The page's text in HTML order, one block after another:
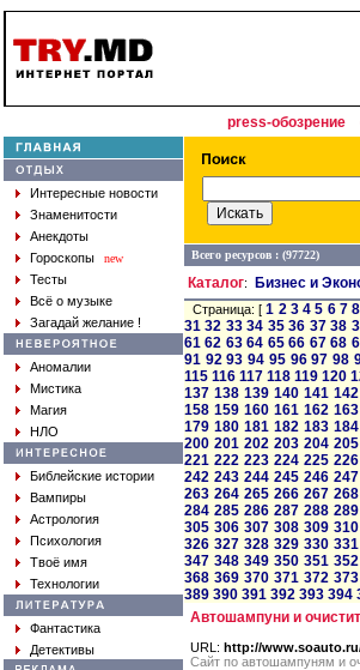
press-обозрение
Интересные новости
Знаменитости
Анекдоты
Гороскопы
new
Тесты
Всё о музыке
Загадай желание !
Аномалии
Мистика
Магия
НЛО
Библейские истории
Вампиры
Астрология
Психология
Твоё имя
Технологии
Фантастика
Детективы
Всего ресурсов : (97722)
Каталог: Бизнес и
Страница: [1 2 3 4 5 6 7 8
31 32 33 34 35 36 37 38
61 62 63 64 65 66 67 68
91 92 93 94 95 96 97 98
115 116 117 118 119 120
137 138 139 140 141 142
158 159 160 161 162 163
179 180 181 182 183 184
200 201 202 203 204 205
221 222 223 224 225 226
242 243 244 245 246 247
263 264 265 266 267 268
284 285 286 287 288 289
305 306 307 308 309 310
326 327 328 329 330 331
347 348 349 350 351 352
368 369 370 371 372 373
389 390 391 392 393 394
Автошампуни и
URL: http://
Сайт по автошампуням и